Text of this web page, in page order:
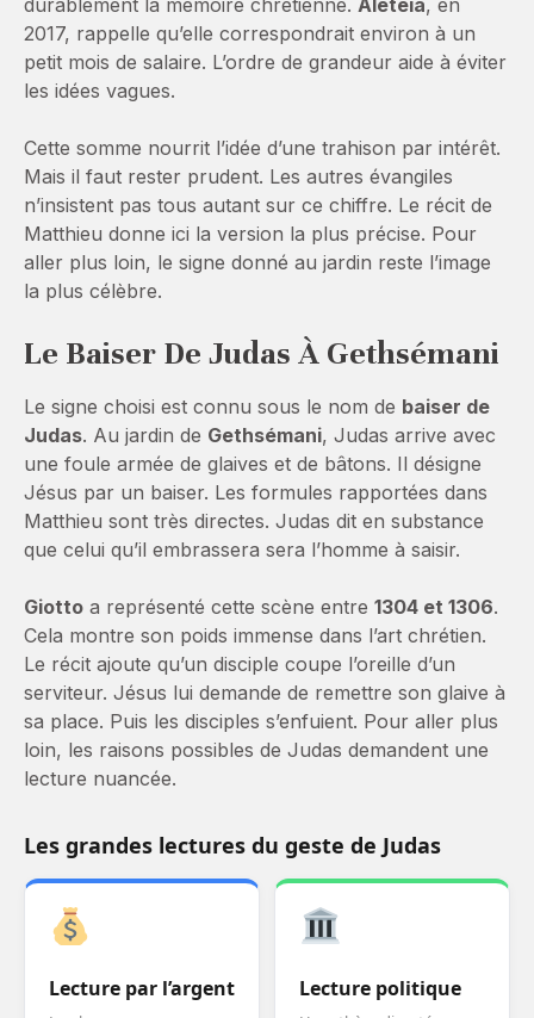
2017, rappelle qu’elle correspondrait environ à un
petit mois de salaire. L’ordre de grandeur aide à éviter
les idées vagues.
Cette somme nourrit l’idée d’une trahison par intérêt.
Mais il faut rester prudent. Les autres évangiles
n’insistent pas tous autant sur ce chiffre. Le récit de
Matthieu donne ici la version la plus précise. Pour
aller plus loin, le signe donné au jardin reste l’image
la plus célèbre.
Le Baiser De Judas À Gethsémani
Le signe choisi est connu sous le nom de baiser de
Judas. Au jardin de Gethsémani, Judas arrive avec
une foule armée de glaives et de bâtons. Il désigne
Jésus par un baiser. Les formules rapportées dans
Matthieu sont très directes. Judas dit en substance
que celui qu’il embrassera sera l’homme à saisir.
Giotto a représenté cette scène entre 1304 et 1306.
Cela montre son poids immense dans l’art chrétien.
Le récit ajoute qu’un disciple coupe l’oreille d’un
serviteur. Jésus lui demande de remettre son glaive à
sa place. Puis les disciples s’enfuient. Pour aller plus
loin, les raisons possibles de Judas demandent une
lecture nuancée.
Les grandes lectures du geste de Judas
Lecture par l’argent Lecture politique